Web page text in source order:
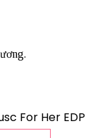
For Her EDP